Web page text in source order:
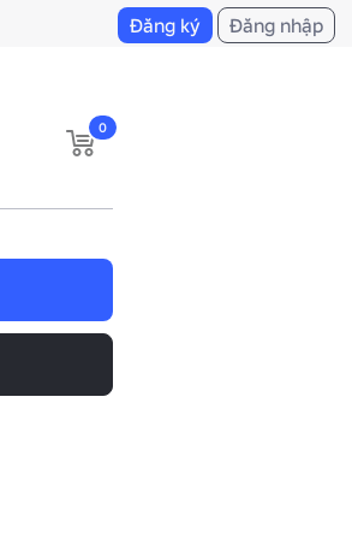
Đăng ký Đăng nhập
0